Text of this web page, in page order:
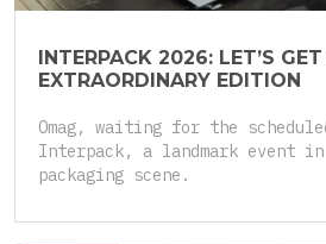
INTERPACK 2026: LET’S
EXTRAORDINARY EDITION
Omag, waiting for the
Interpack, a landmark event
packaging scene.